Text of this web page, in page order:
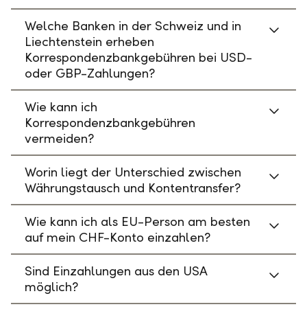
Welche Banken in der Schweiz und in
Liechtenstein erheben
Korrespondenzbankgebühren bei USD-
oder GBP-Zahlungen?
Wie kann ich
Korrespondenzbankgebühren
vermeiden?
Worin liegt der Unterschied zwischen
Währungstausch und Kontentransfer?
Wie kann ich als EU-Person am besten
auf mein CHF-Konto einzahlen?
Sind Einzahlungen aus den USA
möglich?